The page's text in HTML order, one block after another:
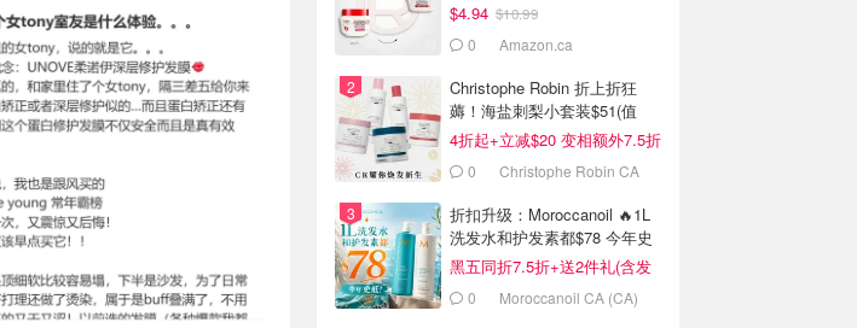
$4.94 $10.99
0 Amazon.ca
Christophe Robin 折上折狂
薅！海盐刺梨小套装$51(值
$109=变相4.7折)
4折起+立减$20 变相额外7.5折
0
Christophe Robin CA
折扣升级：Moroccanoil 🔥1L
洗发水和护发素都$78 今年史
低！
黑五同折7.5折+送2件礼(含发
油)！
0 Moroccanoil CA (CA)